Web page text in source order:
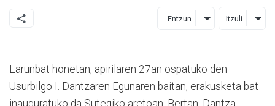
Entzun Itzuli
Larunbat honetan, apirilaren 27an ospatuko den
Usurbilgo I. Dantzaren Egunaren baitan, erakusketa bat
inauguratuko da Sutegiko aretoan. Bertan, Dantza